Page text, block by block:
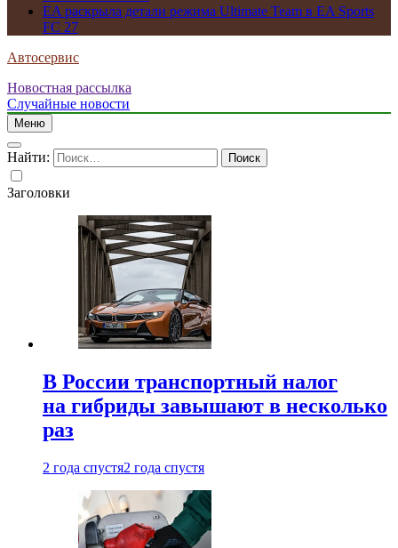
EA раскрыла детали режима Ultimate Team в EA Sports
FC 27
Автосервис
Новостная рассылка
Случайные новости
Меню
Найти:
Заголовки
В России транспортный налог
на гибриды завышают в несколько
раз
2 года спустя2 года спустя